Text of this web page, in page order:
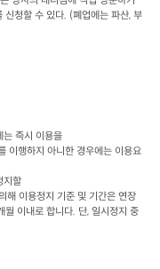
신청할 수 있다. (폐업에는 파산, 부
는 즉시 이용을
이행하지 아니한 경우에는 이용요
지할
해 이용정지 기준 및 기간은 연장
월 이내로 합니다. 단, 일시정지 중